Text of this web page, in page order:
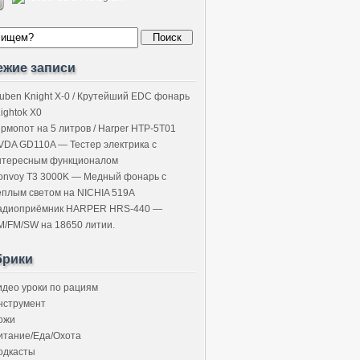
записи
Knight X-0 / Крутейший EDC фонарь
X0
на 5 литров / Harper HTP-5T01
GD110A — Тестер электрика с
функционалом
T3 3000K — Медный фонарь с
светом на NICHIA 519A
HARPER HRS-440 —
FM/SW на 18650 литии.
уроки по рациям
Еда/Охота